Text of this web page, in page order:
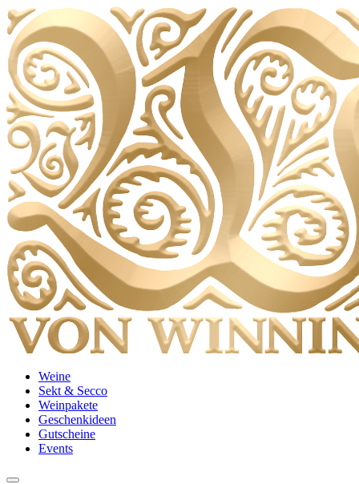
Weine
Sekt & Secco
Weinpakete
Geschenkideen
Gutscheine
Events